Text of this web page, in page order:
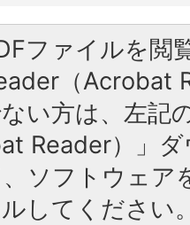
ファイルを閲
（Acrobat
い方は、左記
Reader）」
ソフトウェア
してください